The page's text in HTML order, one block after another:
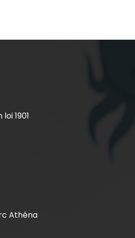
1901
Athéna